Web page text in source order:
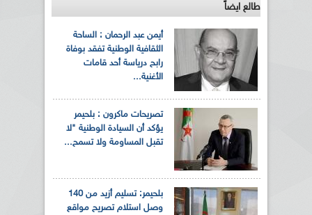
طالع ايضاً
أيمن عبد الرحمان : الساحة
الثقافية الوطنية تفقد بوفاة
رابح درياسة أحد قامات
الأغنية...
تصريحات ماكرون : بلحيمر
يؤكد أن السيادة الوطنية "لا
تقبل المساومة ولا تسمح...
بلحيمر: تسليم أزيد من 140
وصل استلام تصريح مواقع